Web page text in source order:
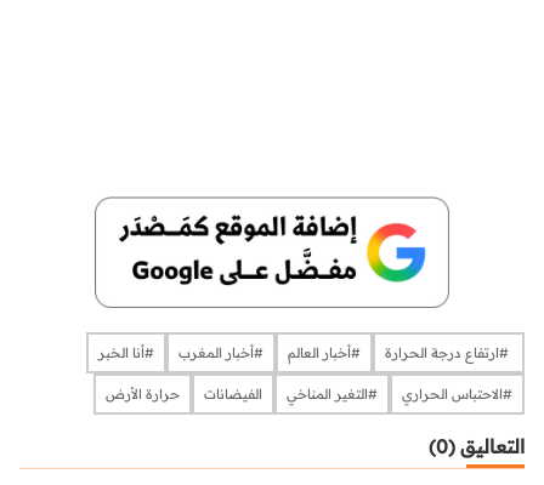
​​​​​​​​ #ارتفاع درجة الحرارة ​​​​​​​​#أخبار العالم ​​​​​​​#أخبار المغرب ​​​​​​​#أنا الخبر
​​​​​​​​#الاحتباس الحراري ​​​​​​​​#التغير المناخي الفيضانات حرارة الأرض
التعاليق (0)